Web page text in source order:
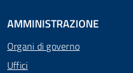
AMMINISTRAZIONE
Organi di governo
Uffici